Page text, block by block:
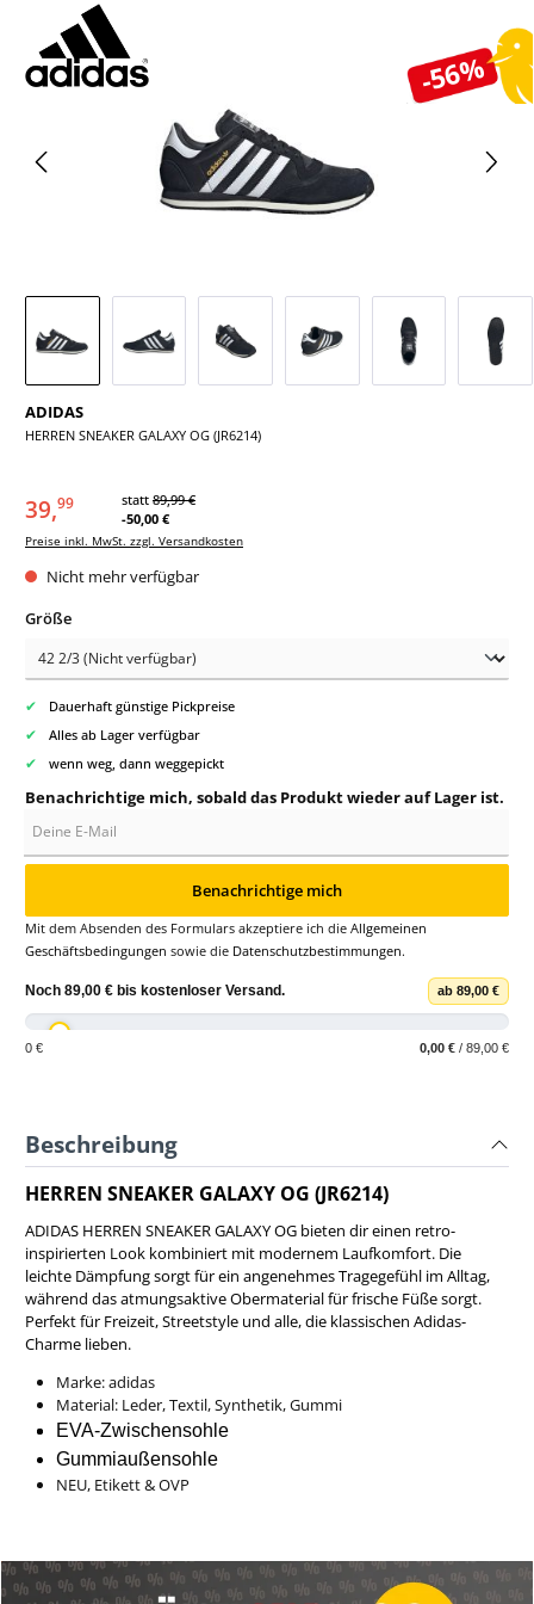
-56%
Bildergalerie überspringen
ADIDAS
HERREN SNEAKER GALAXY OG (JR6214)
39,99 statt 89,99 €
-50,00 €
Preise inkl. MwSt. zzgl. Versandkosten
Nicht mehr verfügbar
Größeauswählen
✔ Dauerhaft günstige Pickpreise
✔ Alles ab Lager verfügbar
✔ wenn weg, dann weggepickt
Benachrichtige mich, sobald das Produkt wieder auf Lager ist.
Benachrichtige mich
Mit dem Absenden des Formulars akzeptiere ich die Allgemeinen
Geschäftsbedingungen sowie die Datenschutzbestimmungen.
Noch 89,00 € bis kostenloser Versand. ab 89,00 €
0 € 0,00 € / 89,00 €
Beschreibung
HERREN SNEAKER GALAXY OG (JR6214)
ADIDAS HERREN SNEAKER GALAXY OG bieten dir einen retro-
inspirierten Look kombiniert mit modernem Laufkomfort. Die
leichte Dämpfung sorgt für ein angenehmes Tragegefühl im Alltag,
während das atmungsaktive Obermaterial für frische Füße sorgt.
Perfekt für Freizeit, Streetstyle und alle, die klassischen Adidas-
Charme lieben.
Marke: adidas
Material: Leder, Textil, Synthetik, Gummi
EVA-Zwischensohle
Gummiaußensohle
NEU, Etikett & OVP